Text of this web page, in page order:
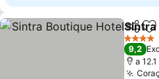
4 Estrelas
9,2
a